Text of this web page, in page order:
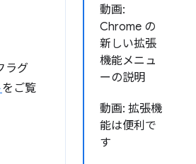
動画:
Chrome の
新しい拡張
機能メニュ
ーの説明
動画: 拡張機
能は便利で
す
ラグ
をご覧